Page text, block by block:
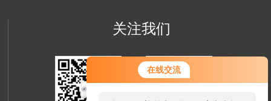
在线交流
关注我们